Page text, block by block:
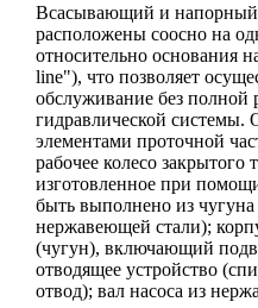
Всасывающий и напорный
расположены соосно на
относительно основания
line"), что позволяет
обслуживание без полной
гидравлической
элементами проточной
рабочее колесо закрытого
изготовленное при
быть выполнено из
нержавеющей стали);
(чугун), включающий
отводящее устройство
отвод); вал насоса из